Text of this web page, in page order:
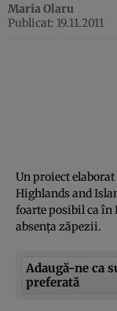
Maria Olaru
Publicat: 19.11.2011
Un proiect
Highlands and
foarte posibil ca în
absenţa zăpezii.
Adaugă-ne ca
preferată